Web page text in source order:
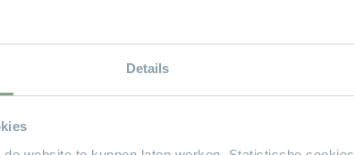
Details